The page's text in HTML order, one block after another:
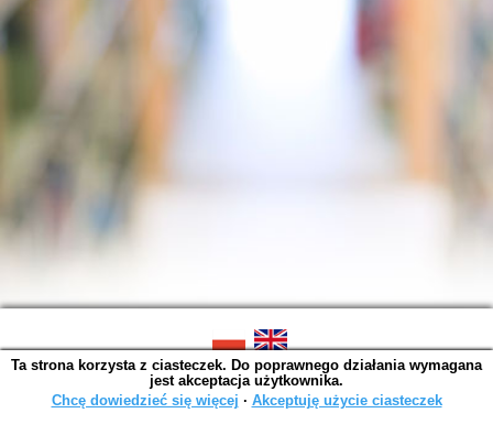
SOWA OPAC v. 6.11.10 (2026-07-24)
Wygenerowano w 0,0041 s.
Ta strona korzysta z ciasteczek. Do poprawnego działania wymagana
jest akceptacja użytkownika.
Chcę dowiedzieć się więcej ∙ Akceptuję użycie ciasteczek